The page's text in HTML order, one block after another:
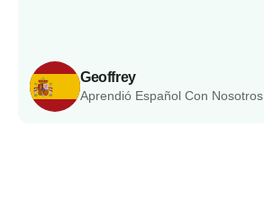
Geoffrey
Aprendió Español Con Nosotros.